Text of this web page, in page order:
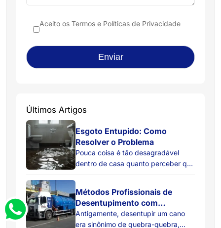
Aceito os Termos e Políticas de Privacidade
Últimos Artigos
Esgoto Entupido: Como
Resolver o Problema
Pouca coisa é tão desagradável
dentro de casa quanto perceber que
a água do ralo não está descendo
a escoar devagar. Depois, surgem
bolhas estranhas no ralo. Em
seguida, um cheiro ruim aparece do
Métodos Profissionais de
Desentupimento com
Hidrojateamento
Antigamente, desentupir um cano
era sinônimo de quebra-quebra,